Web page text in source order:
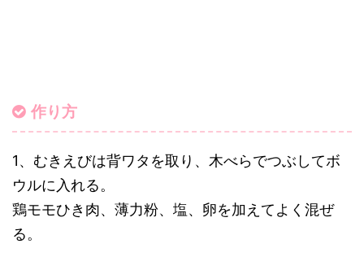
作り方
1、むきえびは背ワタを取り、木べらでつぶしてボ
ウルに入れる。
鶏モモひき肉、薄力粉、塩、卵を加えてよく混ぜ
る。